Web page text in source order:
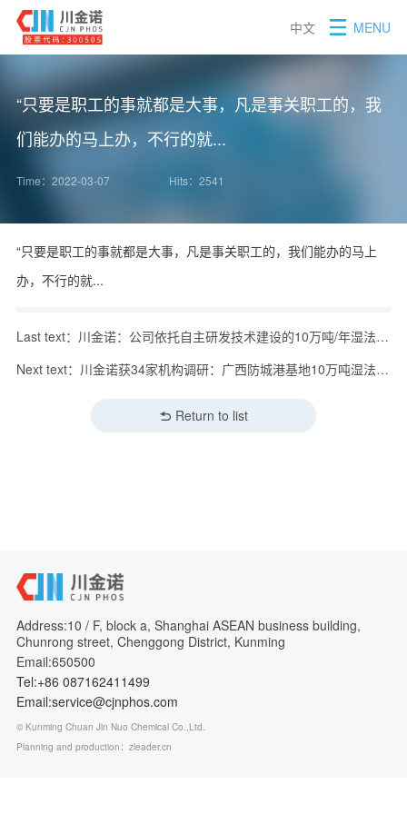
中文 MENU
“只要是职工的事就都是大事，凡是事关职工的，我
们能办的马上办，不行的就...
Time：2022-03-07 Hits：2541
“只要是职工的事就都是大事，凡是事关职工的，我们能办的马上
办，不行的就...
Last text：川金诺：公司依托自主研发技术建设的10万吨/年湿法净化磷酸装置...
Next text：川金诺获34家机构调研：广西防城港基地10万吨湿法净化磷酸项目预计在明年初投产。
Return to list
Address:10 / F, block a, Shanghai ASEAN business building,
Chunrong street, Chenggong District, Kunming
Email:650500
Tel:+86 087162411499
Email:service@cjnphos.com
© Kunming Chuan Jin Nuo Chemical Co.,Ltd.
Planning and production：zleader.cn